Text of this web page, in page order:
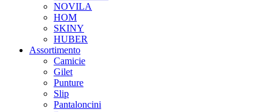
NOVILA
HOM
SKINY
HUBER
Assortimento
Camicie
Gilet
Punture
Slip
Pantaloncini